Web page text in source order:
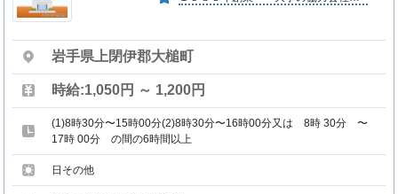
岩手県上閉伊郡大槌町
時給:1,050円 ～ 1,200円
(1)8時30分〜15時00分(2)8時30分〜16時00分又は 8時 30分 〜
17時 00分 の間の6時間以上
日その他